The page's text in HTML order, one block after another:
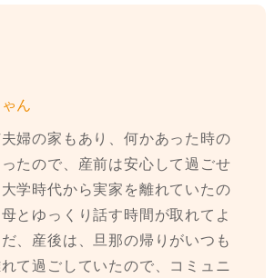
ん
婦の家もあり、何かあった時の
たので、産前は安心して過ごせ
学時代から実家を離れていたの
とゆっくり話す時間が取れてよ
、産後は、旦那の帰りがいつも
て過ごしていたので、コミュニ